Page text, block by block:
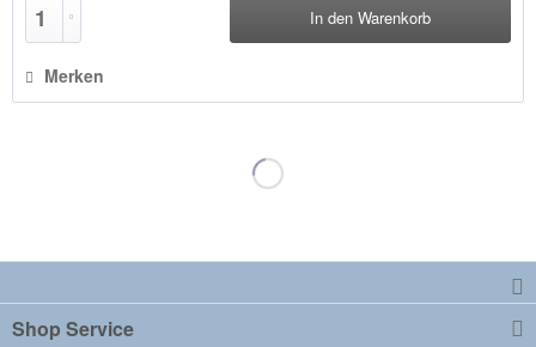
In den Warenkorb
Merken
Shop Service